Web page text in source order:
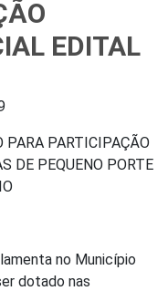
EDITAL
PARA PARTICIPAÇÃO
DE PEQUENO PORTE
no Município
dotado nas